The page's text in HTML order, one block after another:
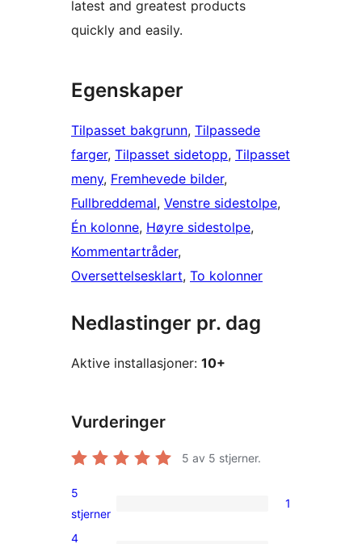
latest and greatest products
quickly and easily.
Egenskaper
Tilpasset bakgrunn, Tilpassede
farger, Tilpasset sidetopp, Tilpasset
meny, Fremhevede bilder
Fullbreddemal, Venstre sidestolpe
Én kolonne, Høyre sidestolpe
Kommentartråder
Oversettelsesklart, To kolonner
Nedlastinger pr. dag
Aktive installasjoner: 10+
Vurderinger
5 av 5 stjerner.
1
5-
5
stjerner
1
4